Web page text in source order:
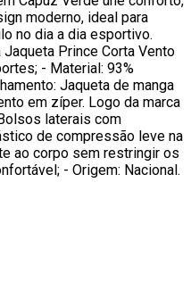
moderno, ideal para
no dia a dia esportivo.
Prince Corta Vento
- Material: 93%
Jaqueta de manga
em zíper. Logo da marca
laterais com
de compressão leve na
ao corpo sem restringir os
- Origem: Nacional.